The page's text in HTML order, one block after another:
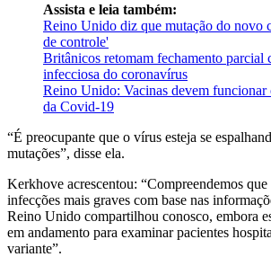
Assista e leia também:
Reino Unido diz que mutação do novo
de controle'
Britânicos retomam fechamento parcial
infecciosa do coronavírus
Reino Unido: Vacinas devem funcionar
da Covid-19
“É preocupante que o vírus esteja se
mutações”, disse ela.
Kerkhove acrescentou: “Compreendemos que
infecções mais graves com base nas
Reino Unido compartilhou conosco, embora
em andamento para examinar pacientes
variante”.